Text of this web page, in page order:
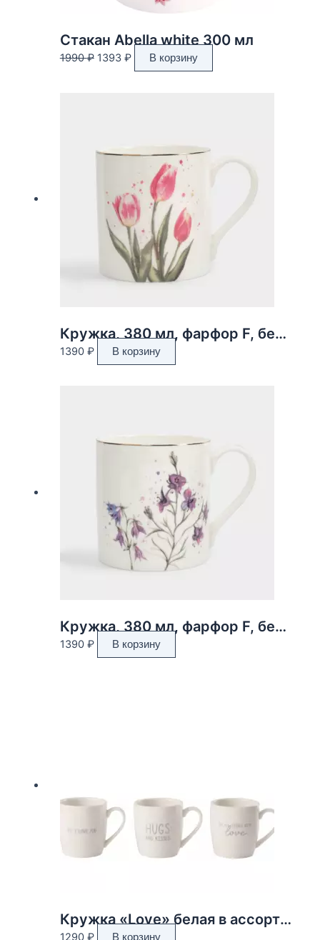
Стакан Abella white 300 мл
1990₽ Первоначальная
1393 ₽Текущая
цена:
В корзину
Кружка, 380 мл, фарфор F, белая, с золотистым кантом, Тюльпаны, Giardino
1390 ₽ В корзину
Кружка, 380 мл, фарфор F, белая, с золотистым кантом, Колокольчики, Giardino
1390 ₽ В корзину
Кружка «Love» белая в ассортименте 13x10x10см
В корзину